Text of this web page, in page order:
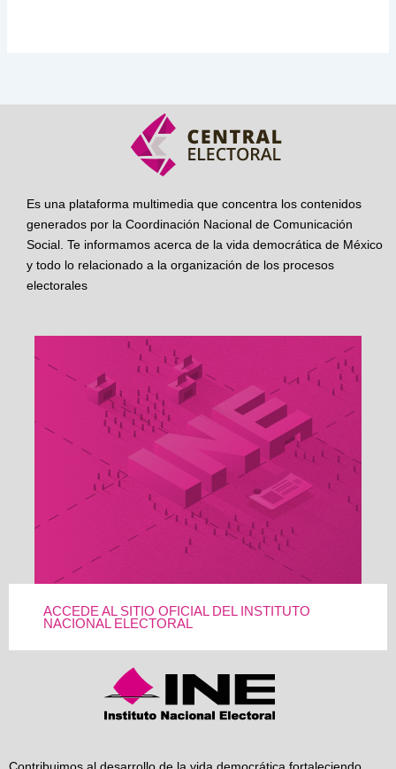
Es una plataforma multimedia que concentra los contenidos
generados por la Coordinación Nacional de Comunicación
Social. Te informamos acerca de la vida democrática de México
y todo lo relacionado a la organización de los procesos
electorales
ACCEDE AL SITIO OFICIAL DEL INSTITUTO
NACIONAL ELECTORAL